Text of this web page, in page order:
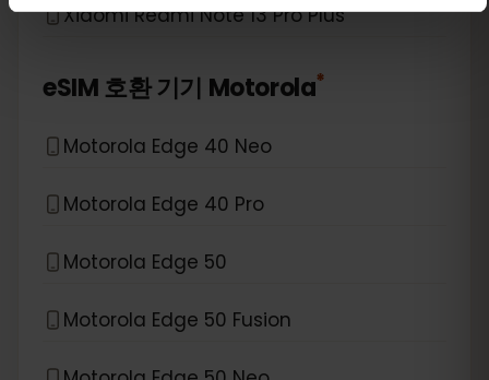
Xiaomi Redmi Note 13 Pro Plus
eSIM 호환 기기 Motorola*
Motorola Edge 40 Neo
Motorola Edge 40 Pro
Motorola Edge 50
Motorola Edge 50 Fusion